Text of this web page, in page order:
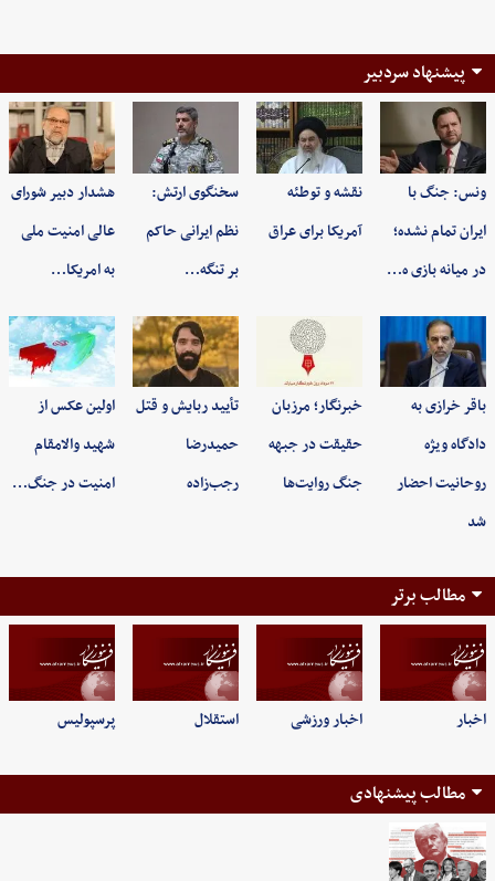
پیشنهاد سردبیر
ونس: جنگ با
ایران تمام نشده؛
در میانه بازی ه…
نقشه و توطئه
آمریکا برای عراق
سخنگوی ارتش:
نظم ایرانی حاکم
بر تنگه…
هشدار دبیر شورای
عالی امنیت ملی
به امریکا…
باقر خرازی به
دادگاه ویژه
روحانیت احضار
شد
خبرنگار؛ مرزبان
حقیقت در جبهه
جنگ روایت‌ها
تأیید ربایش و قتل
حمیدرضا
رجب‌زاده
اولین عکس از
شهید والامقام
امنیت در جنگ…
مطالب برتر
اخبار اخبار ورزشی استقلال پرسپولیس
مطالب پیشنهادی